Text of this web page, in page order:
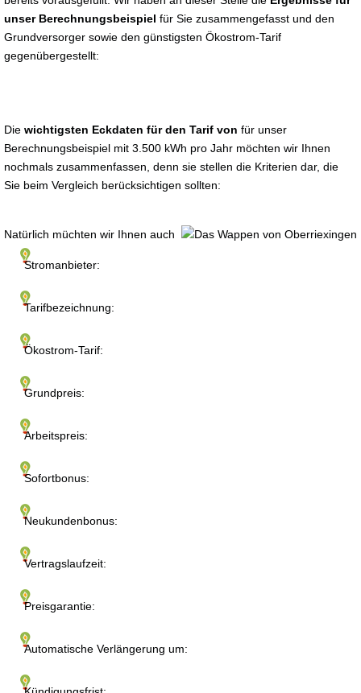
unser Berechnungsbeispiel für Sie zusammengefasst und den
Grundversorger sowie den günstigsten Ökostrom-Tarif
gegenübergestellt:
Die wichtigsten Eckdaten für den Tarif von für unser
Berechnungsbeispiel mit 3.500 kWh pro Jahr möchten wir Ihnen
nochmals zusammenfassen, denn sie stellen die Kriterien dar, die
Sie beim Vergleich berücksichtigen sollten:
Stromanbieter:
Tarifbezeichnung:
Ökostrom-Tarif:
Grundpreis:
Arbeitspreis:
Sofortbonus:
Neukundenbonus:
Vertragslaufzeit:
Preisgarantie:
Automatische Verlängerung um:
Natürlich müchten wir Ihnen auch